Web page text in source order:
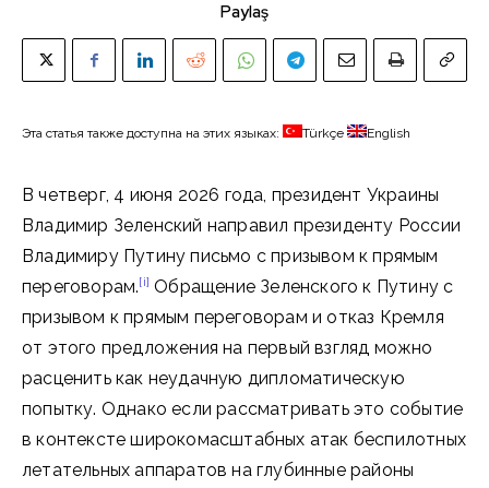
Paylaş
Эта статья также доступна на этих языках: Türkçe English
В четверг, 4 июня 2026 года, президент Украины
Владимир Зеленский направил президенту России
Владимиру Путину письмо с призывом к прямым
переговорам.[i] Обращение Зеленского к Путину с
призывом к прямым переговорам и отказ Кремля
от этого предложения на первый взгляд можно
расценить как неудачную дипломатическую
попытку. Однако если рассматривать это событие
в контексте широкомасштабных атак беспилотных
летательных аппаратов на глубинные районы